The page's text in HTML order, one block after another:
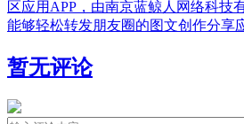
区应用APP，由南京蓝鲸人网络科技
能够轻松转发朋友圈的图文创作分享
暂无评论